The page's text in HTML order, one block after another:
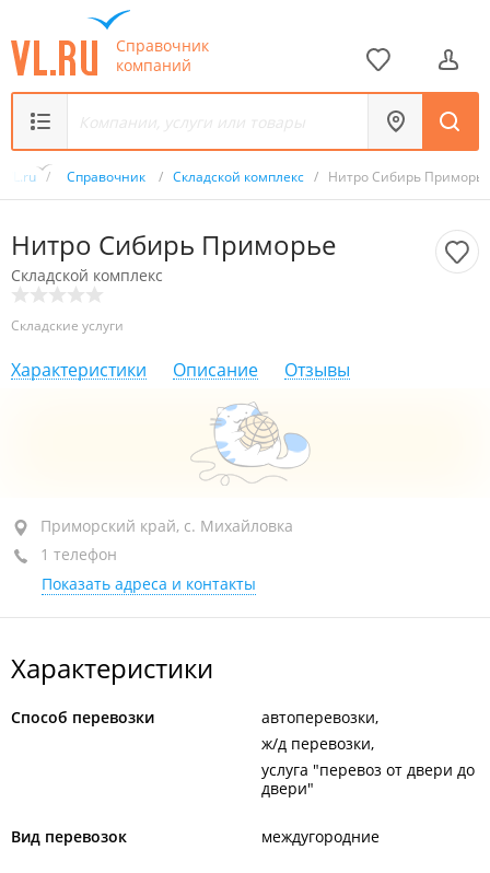
Справочник
компаний
VL.ru / Справочник / Складской комплекс / Нитро Сибирь Приморье
Нитро Сибирь Приморье
Складской комплекс
Складские услуги
Характеристики Описание Отзывы
Приморский край, с. Михайловка, ул.
Привокзальная, 5
+7 914 736-65-35
открыто: 09:00–18:00
Приморский край, с. Михайловка
1 телефон
Показать адреса и контакты
Характеристики
Способ перевозки
автоперевозки
ж/д перевозки
услуга "перевоз от двери до
двери"
Вид перевозок междугородние